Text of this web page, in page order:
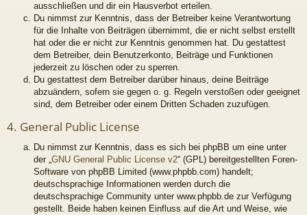
ausschließen und dir ein Hausverbot erteilen.
Du nimmst zur Kenntnis, dass der Betreiber keine Verantwortung
für die Inhalte von Beiträgen übernimmt, die er nicht selbst erstellt
hat oder die er nicht zur Kenntnis genommen hat. Du gestattest
dem Betreiber, dein Benutzerkonto, Beiträge und Funktionen
jederzeit zu löschen oder zu sperren.
Du gestattest dem Betreiber darüber hinaus, deine Beiträge
abzuändern, sofern sie gegen o. g. Regeln verstoßen oder geeignet
sind, dem Betreiber oder einem Dritten Schaden zuzufügen.
4. General Public License
Du nimmst zur Kenntnis, dass es sich bei phpBB um eine unter
der „GNU General Public License v2“ (GPL) bereitgestellten Foren-
Software von phpBB Limited (www.phpbb.com) handelt;
deutschsprachige Informationen werden durch die
deutschsprachige Community unter www.phpbb.de zur Verfügung
gestellt. Beide haben keinen Einfluss auf die Art und Weise, wie